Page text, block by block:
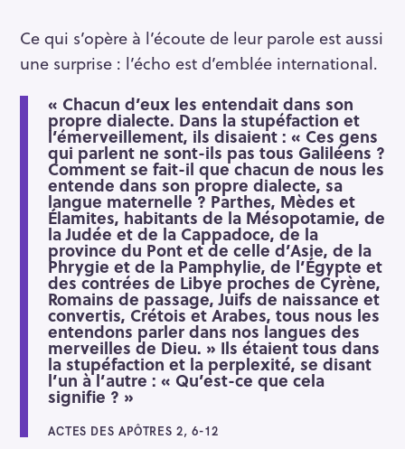
Ce qui s’opère à l’écoute de leur parole est aussi
une surprise : l’écho est d’emblée international.
« Chacun d’eux les entendait dans son
propre dialecte. Dans la stupéfaction et
l’émerveillement, ils disaient : « Ces gens
qui parlent ne sont-ils pas tous Galiléens ?
Comment se fait-il que chacun de nous les
entende dans son propre dialecte, sa
langue maternelle ? Parthes, Mèdes et
Élamites, habitants de la Mésopotamie, de
la Judée et de la Cappadoce, de la
province du Pont et de celle d’Asie, de la
Phrygie et de la Pamphylie, de l’Égypte et
des contrées de Libye proches de Cyrène,
Romains de passage, Juifs de naissance et
convertis, Crétois et Arabes, tous nous les
entendons parler dans nos langues des
merveilles de Dieu. » Ils étaient tous dans
la stupéfaction et la perplexité, se disant
l’un à l’autre : « Qu’est-ce que cela
signifie ? »
ACTES DES APÔTRES 2, 6-12
S
e
a
r
c
h
o
r
: